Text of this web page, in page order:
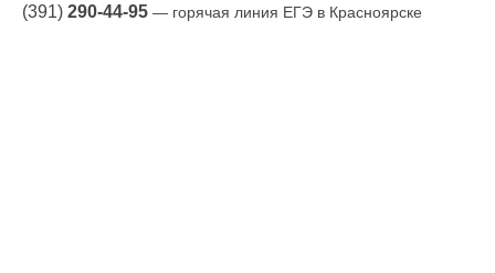
(391) 290-44-95 — горячая линия ЕГЭ в Красноярске